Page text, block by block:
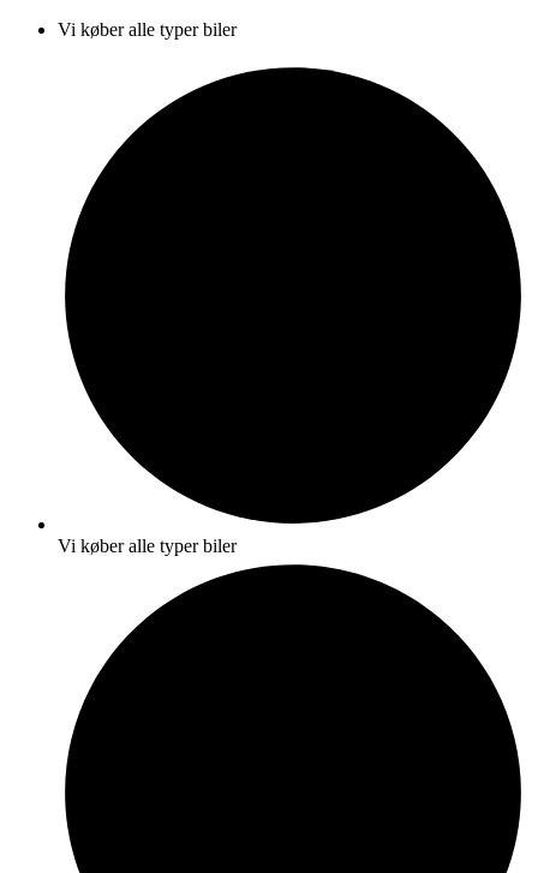
Vi køber alle typer biler
Vi køber alle typer biler